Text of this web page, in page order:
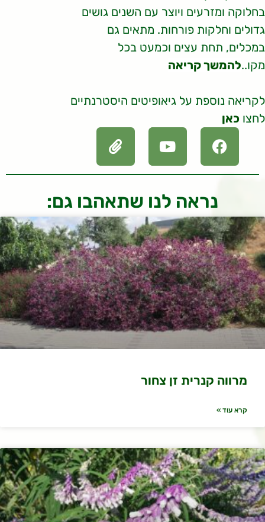
בחלוקה ומזרעים ויוצר עם השנים גושים
גדולים וחלקות פורחות. מתאים גם
במכלים, תחת עצים וכמעט בכל
מקו..להמשך קריאה
לקריאה נוספת על גיאופיטים היסטרנתיים
לחצו כאן
נראה לנו שתאהבו גם:
מרווה קנרית זן צחור
קרא עוד »